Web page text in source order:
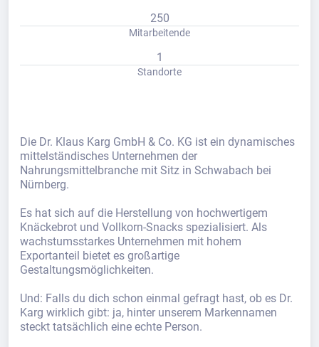
250
Mitarbeitende
1
Standorte
Die Dr. Klaus Karg GmbH & Co. KG ist ein dynamisches
mittelständisches Unternehmen der
Nahrungsmittelbranche mit Sitz in Schwabach bei
Nürnberg.
Es hat sich auf die Herstellung von hochwertigem
Knäckebrot und Vollkorn-Snacks spezialisiert. Als
wachstumsstarkes Unternehmen mit hohem
Exportanteil bietet es großartige
Gestaltungsmöglichkeiten.
Und: Falls du dich schon einmal gefragt hast, ob es Dr.
Karg wirklich gibt: ja, hinter unserem Markennamen
steckt tatsächlich eine echte Person.